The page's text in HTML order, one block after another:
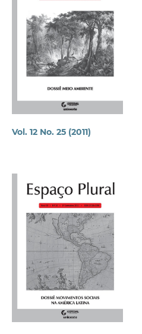
Vol. 12 No. 25 (2011)